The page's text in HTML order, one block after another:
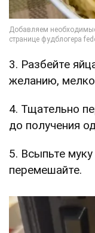
3. Разбейте
желанию,
4. Тщательно
до получения
5. Всыпьте
перемешайте.